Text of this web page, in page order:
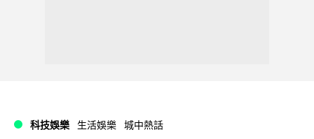
科技娛樂 生活娛樂 城中熱話